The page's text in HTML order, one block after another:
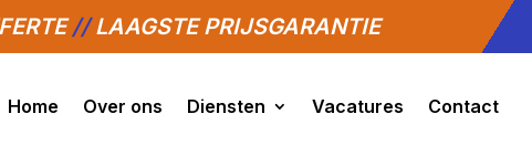
//LAAGSTE PRIJSGARANTIE
Home Over ons Diensten Vacatures Contact